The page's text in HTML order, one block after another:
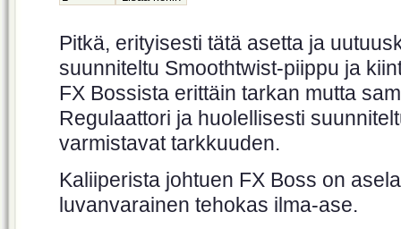
Pitkä, erityisesti tätä asetta ja
suunniteltu Smoothtwist-piippu ja
FX Bossista erittäin tarkan mutta
Regulaattori ja huolellisesti
varmistavat tarkkuuden.
Kaliiperista johtuen FX Boss on
luvanvarainen tehokas ilma-ase.